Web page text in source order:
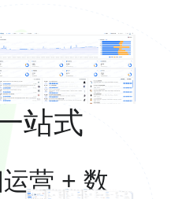
站式
营 + 数